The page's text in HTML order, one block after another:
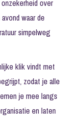
over
waar de
simpelweg
klik vindt met
zodat je alle
je mee langs
en laten